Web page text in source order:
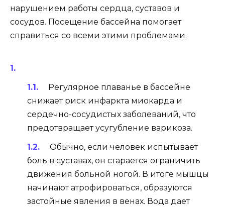
нарушением работы сердца, суставов и
сосудов. Посещение бассейна помогает
справиться со всеми этими проблемами.
Регулярное плаванье в бассейне
снижает риск инфаркта миокарда и
сердечно-сосудистых заболеваний, что
предотвращает усугубление варикоза.
Обычно, если человек испытывает
боль в суставах, он старается ограничить
движения больной ногой. В итоге мышцы
начинают атрофироваться, образуются
застойные явления в венах. Вода дает